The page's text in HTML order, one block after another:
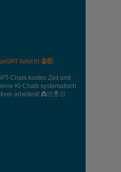
falsch! 🤖🤯
Chats kosten Zeit und
Kl-Chats systematisch
arbeitest! 👸🏻🤴🏻.